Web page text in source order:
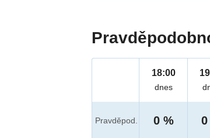
Pravděpod.
18:00
dnes
0 % 0